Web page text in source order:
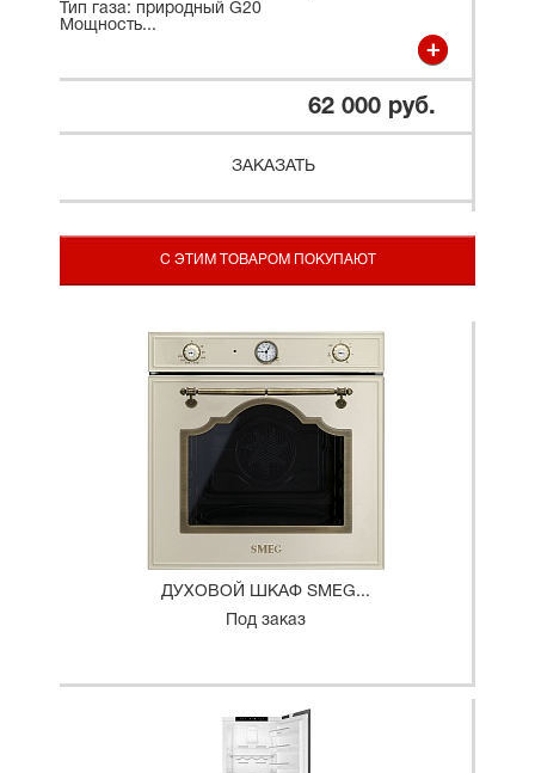
Тип газа: природный G20
Мощность...
62 000 руб.
ЗАКАЗАТЬ
С ЭТИМ ТОВАРОМ ПОКУПАЮТ
ДУХОВОЙ ШКАФ SMEG...
Под заказ